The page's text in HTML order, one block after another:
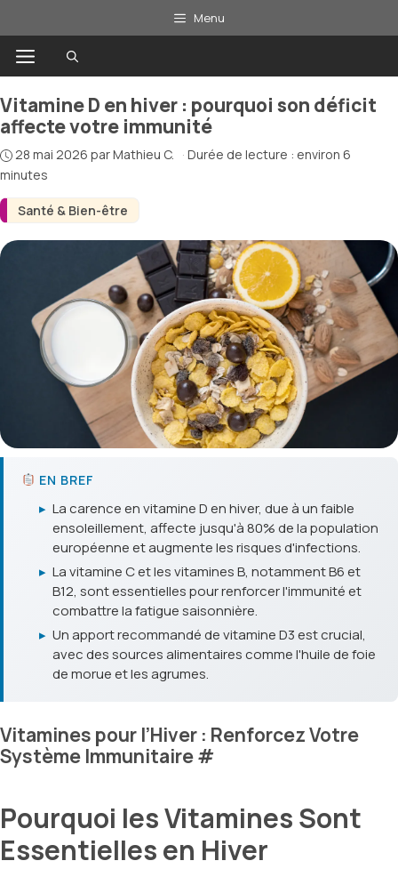
au
contenu
Menu
Menu
Santé & Bien-être
Vitamine D en hiver : pourquoi son déficit
affecte votre immunité
28 mai 2026 parMathieu C. · Durée de lecture : environ 6
minutes
EN BREF
▸ La carence en vitamine D en hiver, due à un faible
ensoleillement, affecte jusqu'à 80% de la population
européenne et augmente les risques d'infections.
▸ La vitamine C et les vitamines B, notamment B6 et
B12, sont essentielles pour renforcer l'immunité et
combattre la fatigue saisonnière.
▸ Un apport recommandé de vitamine D3 est crucial,
avec des sources alimentaires comme l'huile de foie
de morue et les agrumes.
Vitamines pour l’Hiver : Renforcez Votre
Système Immunitaire#
Pourquoi les Vitamines Sont
Essentielles en Hiver